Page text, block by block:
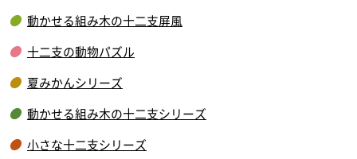
動かせる組み木の十二支屏風
十二支の動物パズル
夏みかんシリーズ
動かせる組み木の十二支シリーズ
小さな十二支シリーズ